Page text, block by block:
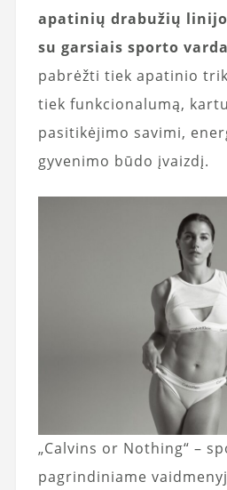
apatinių drabužių
su garsiais sporto
pabrėžti tiek apatinio
tiek funkcionalumą,
pasitikėjimo savimi,
gyvenimo būdo įvaizdį.
„Calvins or Nothing“ –
pagrindiniame